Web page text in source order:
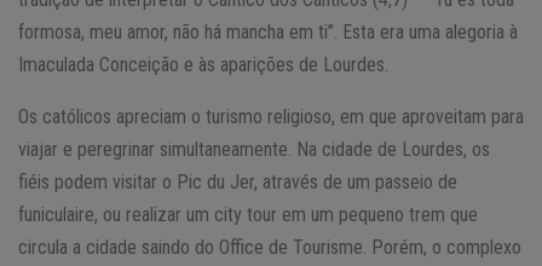
formosa, meu amor, não há mancha em ti”. Esta era uma alegoria à
Imaculada Conceição e às aparições de Lourdes.
Os católicos apreciam o turismo religioso, em que aproveitam para
viajar e peregrinar simultaneamente. Na cidade de Lourdes, os
fiéis podem visitar o Pic du Jer, através de um passeio de
funiculaire, ou realizar um city tour em um pequeno trem que
circula a cidade saindo do Office de Tourisme. Porém, o complexo